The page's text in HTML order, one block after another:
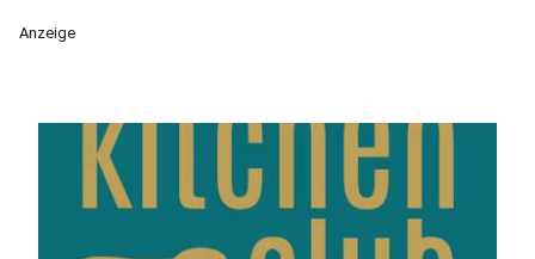
Anzeige